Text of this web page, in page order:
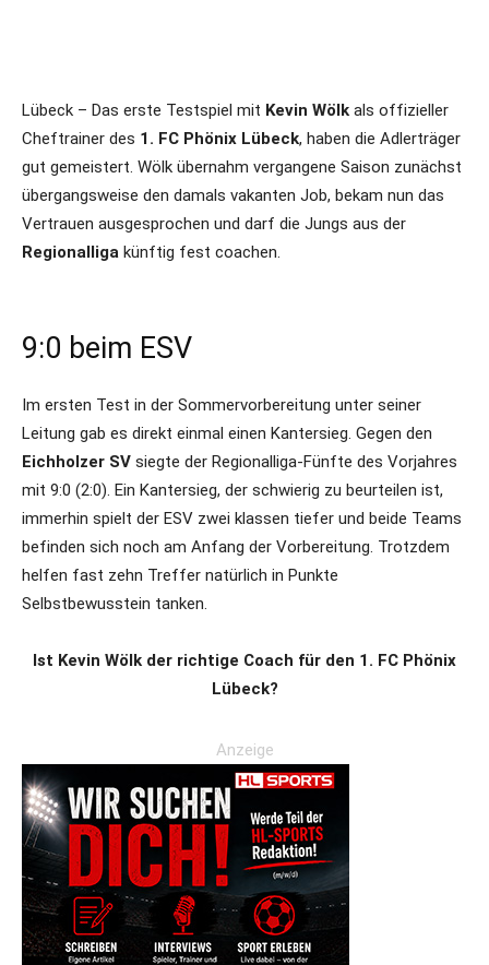
Lübeck – Das erste Testspiel mit Kevin Wölk als offizieller
Cheftrainer des 1. FC Phönix Lübeck, haben die Adlerträger
gut gemeistert. Wölk übernahm vergangene Saison zunächst
übergangsweise den damals vakanten Job, bekam nun das
Vertrauen ausgesprochen und darf die Jungs aus der
Regionalliga künftig fest coachen.
9:0 beim ESV
Im ersten Test in der Sommervorbereitung unter seiner
Leitung gab es direkt einmal einen Kantersieg. Gegen den
Eichholzer SV siegte der Regionalliga-Fünfte des Vorjahres
mit 9:0 (2:0). Ein Kantersieg, der schwierig zu beurteilen ist,
immerhin spielt der ESV zwei klassen tiefer und beide Teams
befinden sich noch am Anfang der Vorbereitung. Trotzdem
helfen fast zehn Treffer natürlich in Punkte
Selbstbewusstein tanken.
Ist Kevin Wölk der richtige Coach für den 1. FC Phönix
Lübeck?
Anzeige